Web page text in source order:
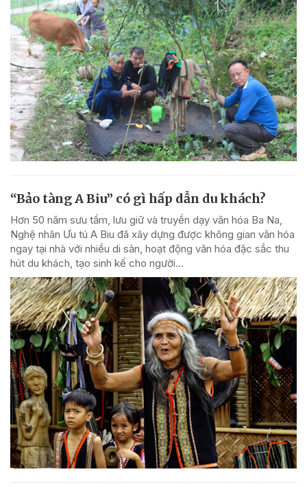
“Bảo tàng A Biu” có gì hấp dẫn du khách?
Hơn 50 năm sưu tầm, lưu giữ và truyền dạy văn hóa Ba Na,
Nghệ nhân Ưu tú A Biu đã xây dựng được không gian văn hóa
ngay tại nhà với nhiều di sản, hoạt động văn hóa đặc sắc thu
hút du khách, tạo sinh kế cho người...